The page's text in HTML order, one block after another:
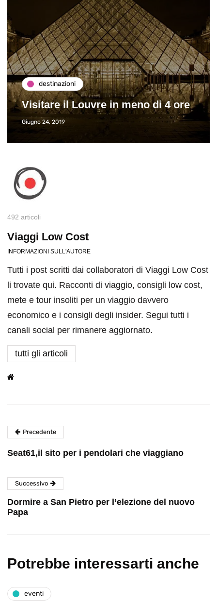
destinazioni
Visitare il Louvre in meno di 4 ore
Giugno 24, 2019
492 articoli
Viaggi Low Cost
INFORMAZIONI SULL'AUTORE
Tutti i post scritti dai collaboratori di Viaggi Low Cost
li trovate qui. Racconti di viaggio, consigli low cost,
mete e tour insoliti per un viaggio davvero
economico e i consigli degli insider. Segui tutti i
canali social per rimanere aggiornato.
tutti gli articoli
Precedente
Seat61,il sito per i pendolari che viaggiano
Successivo
Dormire a San Pietro per l’elezione del nuovo
Papa
Potrebbe interessarti anche
eventi